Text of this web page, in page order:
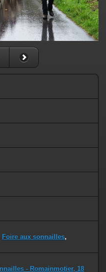
Foire aux sonnailles,
- Romainmotier, 18